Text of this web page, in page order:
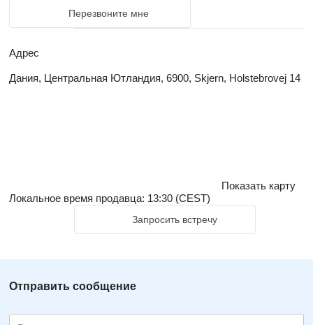
Перезвоните мне
Адрес
Дания, Центральная Ютландия, 6900, Skjern, Holstebrovej 14
Показать карту
Локальное время продавца: 13:30 (CEST)
Запросить встречу
Отправить сообщение